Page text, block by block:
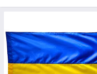
Туризм
Запчастини
Джакузі